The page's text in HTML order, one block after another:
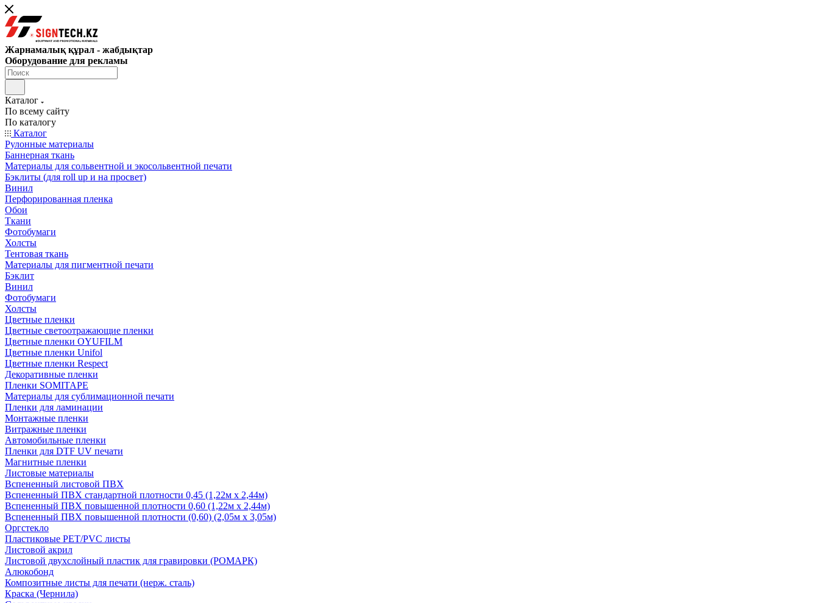
Жарнамалық құрал - жабдықтар
Оборудование для рекламы
Каталог
По всему сайту
По каталогу
Каталог
Рулонные материалы
Баннерная ткань
Материалы для сольвентной и экосольвентной печати
Бэклиты (для roll up и на просвет)
Винил
Перфорированная пленка
Обои
Ткани
Фотобумаги
Холсты
Тентовая ткань
Материалы для пигментной печати
Бэклит
Винил
Фотобумаги
Холсты
Цветные пленки
Цветные светоотражающие пленки
Цветные пленки OYUFILM
Цветные пленки Unifol
Цветные пленки Respect
Декоративные пленки
Пленки SOMITAPE
Материалы для сублимационной печати
Пленки для ламинации
Монтажные пленки
Витражные пленки
Автомобильные пленки
Пленки для DTF UV печати
Магнитные пленки
Листовые материалы
Вспененный листовой ПВХ
Вспененный ПВХ стандартной плотности 0,45 (1,22м х 2,44м)
Вспененный ПВХ повышенной плотности 0,60 (1,22м х 2,44м)
Вспененный ПВХ повышенной плотности (0,60) (2,05м х 3,05м)
Оргстекло
Пластиковые PET/PVC листы
Листовой акрил
Листовой двухслойный пластик для гравировки (РОМАРК)
Алюкобонд
Композитные листы для печати (нерж. сталь)
Краска (Чернила)